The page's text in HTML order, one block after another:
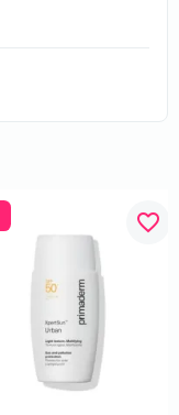
favorite_border